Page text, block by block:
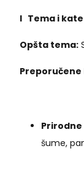
I Tema i k
Opšta tema:
šume,